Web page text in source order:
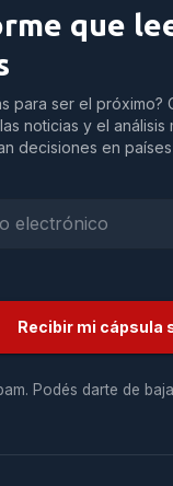
que
para ser el próximo?
noticias y el análisis
decisiones en
Recibir mi cápsula
Podés darte de